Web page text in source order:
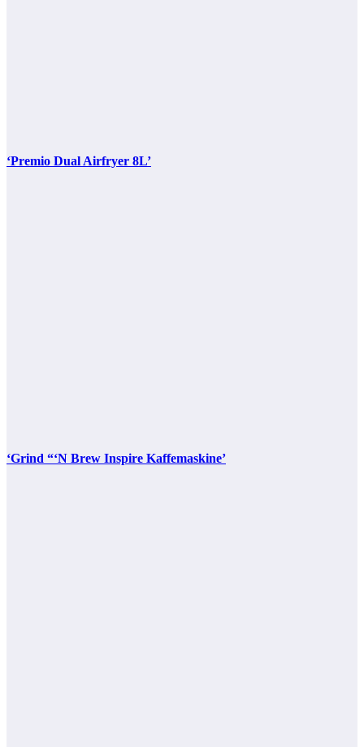
‘Premio Dual Airfryer 8L’
‘Grind “‘N Brew Inspire Kaffemaskine’